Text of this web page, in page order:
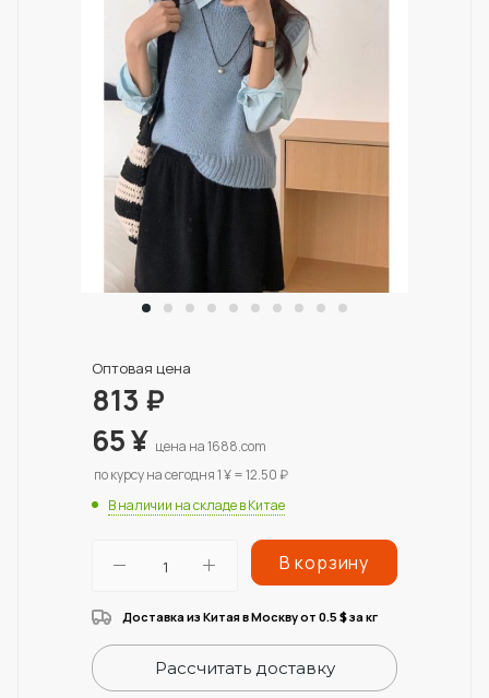
Оптовая цена
813 ₽
65¥ цена на 1688.com
по курсу на сегодня 1 ¥ = 12.50 ₽
В наличии на складе в Китае
В корзину
Доставка из Китая в Москву от 0.5 $за кг
Рассчитать доставку